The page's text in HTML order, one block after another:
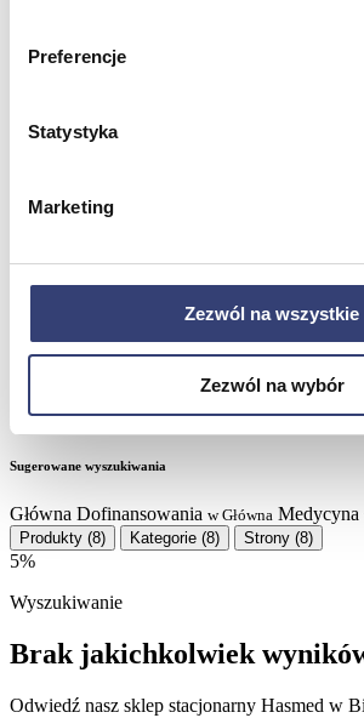
Preferencje
Statystyka
Marketing
Zezwól na wszystkie
Zezwól na wybór
Dofinansowania
Nasze marki
Kontakt
+48 33 812 29 64
biuro@hasmed.pl
Innowacyjna
Kosmetyki Weyergans
hydromasaż
Sugerowane wyszukiwania
Główna Dofinansowania w Główna Medycyna
Produkty (8) Kategorie (8) Strony (8)
5%
Wyszukiwanie
Brak jakichkolwiek
Odwiedź nasz sklep stacjonarny Hasmed w